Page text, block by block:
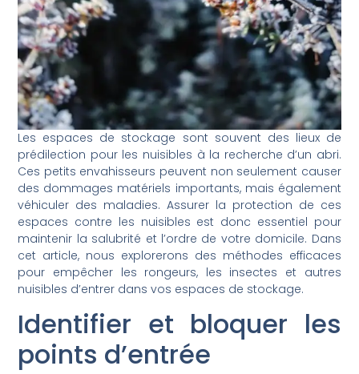
Les espaces de stockage sont souvent des lieux de
prédilection pour les nuisibles à la recherche d’un abri.
Ces petits envahisseurs peuvent non seulement causer
des dommages matériels importants, mais également
véhiculer des maladies. Assurer la protection de ces
espaces contre les nuisibles est donc essentiel pour
maintenir la salubrité et l’ordre de votre domicile. Dans
cet article, nous explorerons des méthodes efficaces
pour empêcher les rongeurs, les insectes et autres
nuisibles d’entrer dans vos espaces de stockage.
Identifier et bloquer les
points d’entrée